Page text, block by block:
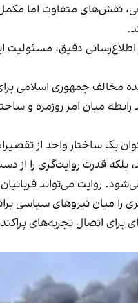
نقش‌های متفاوت اما
دقیق،
مخالف جمهوری
رابطه میان امر روزمره و
یک ساختار واحد از
بلکه قدرت روایت‌گری را
روایت می‌تواند
میان نیروهای سیاسی
اتصال تجربه‌های